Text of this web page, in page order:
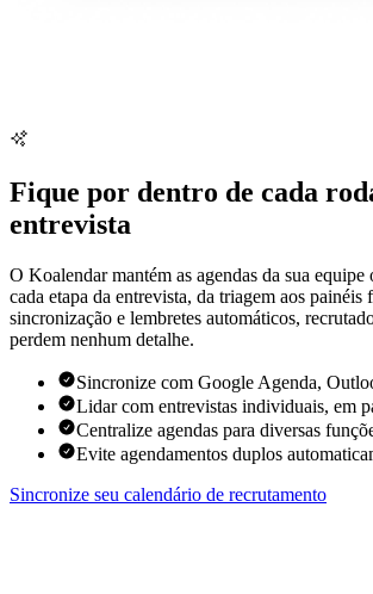
Fique por dentro de cada
entrevista
O Koalendar mantém as agendas da sua equipe
cada etapa da entrevista, da triagem aos painéis
sincronização e lembretes automáticos,
perdem nenhum detalhe.
Sincronize com Google Agenda,
Lidar com entrevistas individuais, em
Centralize agendas para diversas
Evite agendamentos duplos
Sincronize seu calendário de recrutamento